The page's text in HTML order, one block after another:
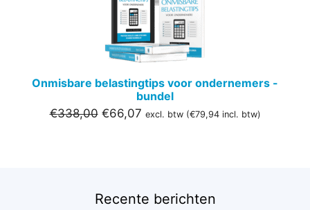
Onmisbare belastingtips voor ondernemers -
bundel
€338,00 Oorspronkelijke
€66,07Huidige
excl. btw (€79,94incl. btw)
Recente berichten